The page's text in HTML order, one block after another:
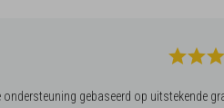
ondersteuning gebaseerd op uitstekende